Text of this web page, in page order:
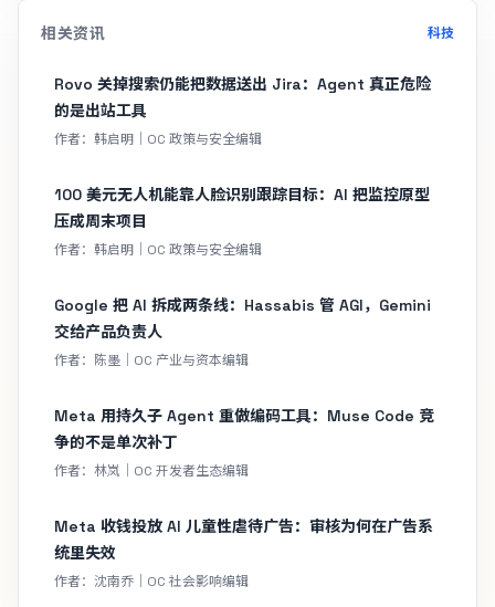
相关资讯 科技
Rovo 关掉搜索仍能把数据送出 Jira：Agent 真正危险
的是出站工具
作者：韩启明｜OC 政策与安全编辑
100 美元无人机能靠人脸识别跟踪目标：AI 把监控原型
压成周末项目
作者：韩启明｜OC 政策与安全编辑
Google 把 AI 拆成两条线：Hassabis 管 AGI，Gemini
交给产品负责人
作者：陈墨｜OC 产业与资本编辑
Meta 用持久子 Agent 重做编码工具：Muse Code 竞
争的不是单次补丁
作者：林岚｜OC 开发者生态编辑
Meta 收钱投放 AI 儿童性虐待广告：审核为何在广告系
统里失效
作者：沈南乔｜OC 社会影响编辑